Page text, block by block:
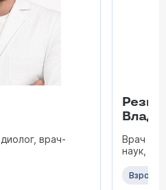
врач-
Врач -
наук,